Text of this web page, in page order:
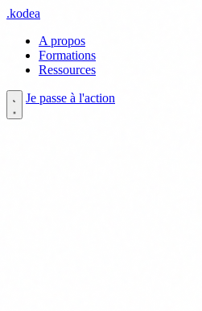
.kodea
A propos
Formations
Ressources
Je passe à l'action